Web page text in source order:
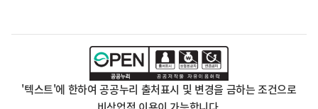
'텍스트'에 한하여 공공누리 출처표시 및 변경을 금하는 조건으로